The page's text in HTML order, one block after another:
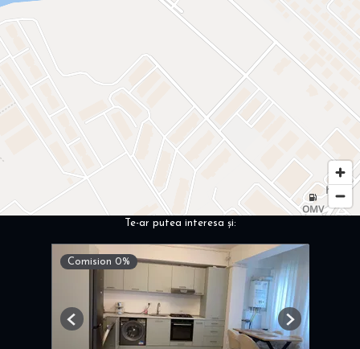
Te-ar putea interesa și:
Comision 0%
Previous Next